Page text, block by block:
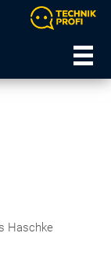
Haschke